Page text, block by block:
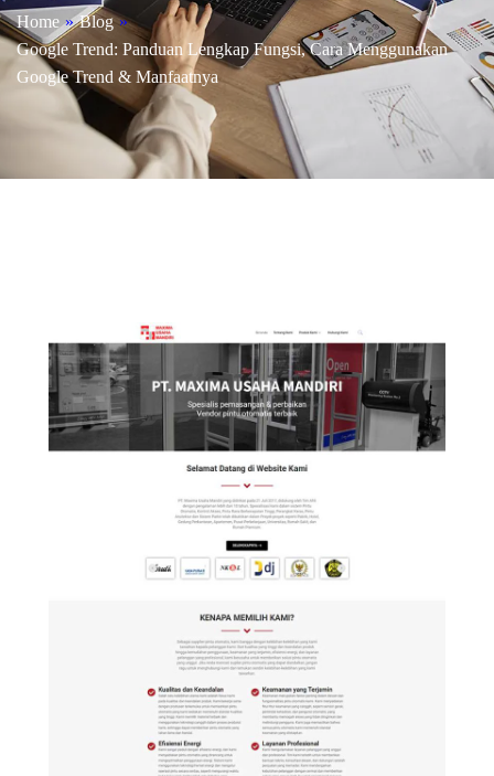
Home » Blog »
Google Trend: Panduan Lengkap Fungsi, Cara Menggunakan
Google Trend & Manfaatnya